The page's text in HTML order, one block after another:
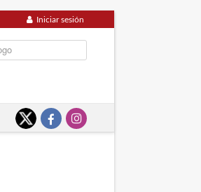
Iniciar sesión